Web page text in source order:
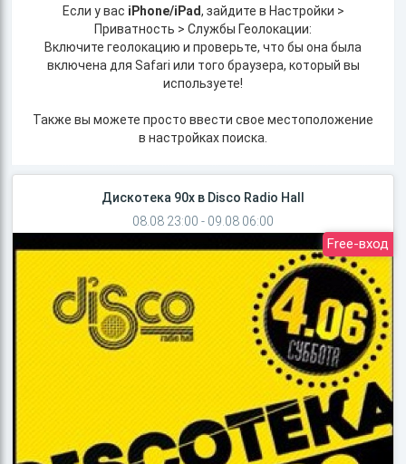
Если у вас iPhone/iPad, зайдите в Настройки >
Приватность > Службы Геолокации:
Включите геолокацию и проверьте, что бы она была
включена для Safari или того браузера, который вы
используете!
Также вы можете просто ввести свое местоположение
в настройках поиска.
Free-вход
Дискотека 90х в Disco Radio Hall
08.08 23:00 - 09.08 06:00